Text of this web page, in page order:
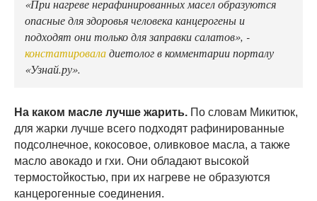
«При нагреве нерафинированных масел образуются
опасные для здоровья человека канцерогены и
подходят они только для заправки салатов», -
констатироваладиетолог в комментарии порталу
«Узнай.ру».
На каком масле лучше жарить. По словам Микитюк,
для жарки лучше всего подходят рафинированные
подсолнечное, кокосовое, оливковое масла, а также
масло авокадо и гхи. Они обладают высокой
термостойкостью, при их нагреве не образуются
канцерогенные соединения.